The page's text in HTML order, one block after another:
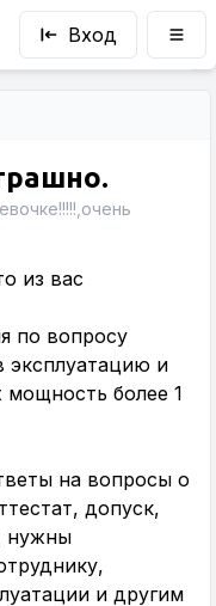
Вход
из вас
по вопросу
эксплуатацию и
мощность более 1
на вопросы о
допуск,
нужны
и другим